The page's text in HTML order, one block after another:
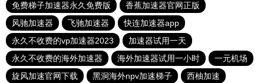
免费梯子加速器永久免费版
香蕉加速器官网正版
风驰加速器
飞驰加速器
快连加速器app
永久不收费的vp加速器2023
加速器试用一天
永久不收费的海外加速器
海外加速器试用一小时
一元机场
旋风加速官网下载
黑洞海外npv加速梯子 西柚加速